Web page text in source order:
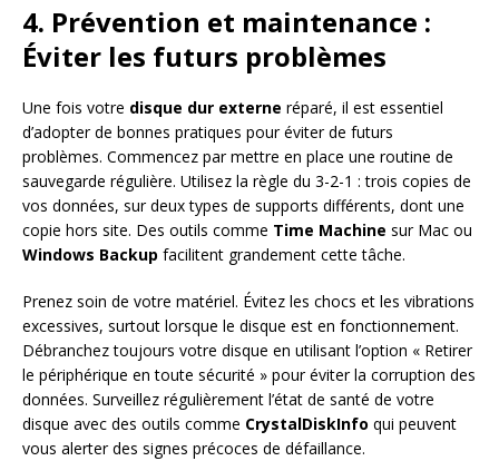
4. Prévention et maintenance :
Éviter les futurs problèmes
Une fois votre disque dur externe réparé, il est essentiel
d’adopter de bonnes pratiques pour éviter de futurs
problèmes. Commencez par mettre en place une routine de
sauvegarde régulière. Utilisez la règle du 3-2-1 : trois copies de
vos données, sur deux types de supports différents, dont une
copie hors site. Des outils comme Time Machine sur Mac ou
Windows Backup facilitent grandement cette tâche.
Prenez soin de votre matériel. Évitez les chocs et les vibrations
excessives, surtout lorsque le disque est en fonctionnement.
Débranchez toujours votre disque en utilisant l’option « Retirer
le périphérique en toute sécurité » pour éviter la corruption des
données. Surveillez régulièrement l’état de santé de votre
disque avec des outils comme CrystalDiskInfo qui peuvent
vous alerter des signes précoces de défaillance.